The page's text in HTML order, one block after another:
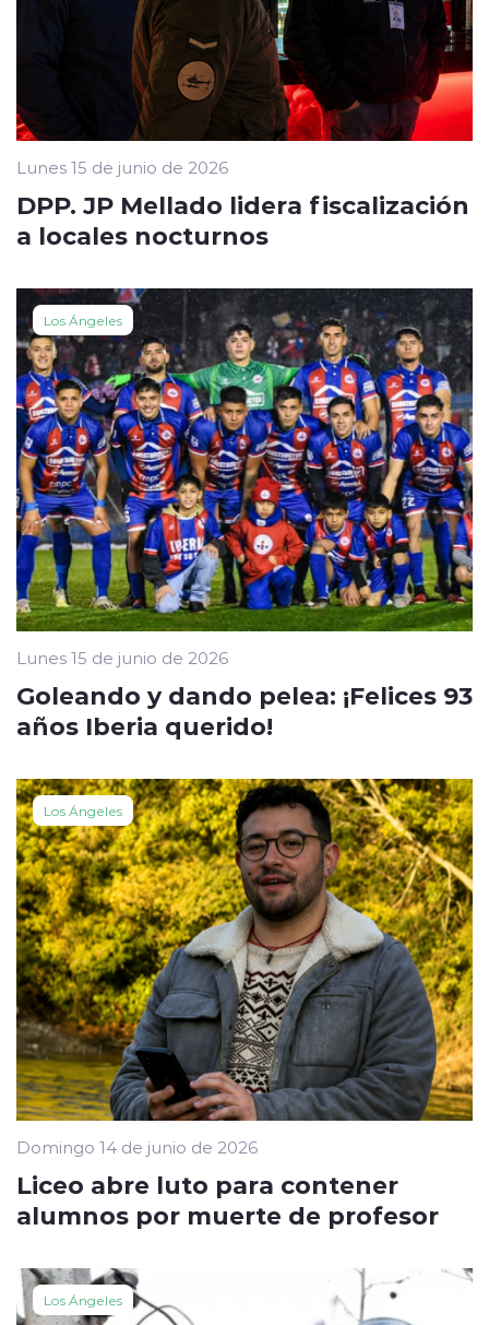
Lunes 15 de junio de 2026
DPP. JP Mellado lidera fiscalización
a locales nocturnos
Los Ángeles
Lunes 15 de junio de 2026
Goleando y dando pelea: ¡Felices 93
años Iberia querido!
Los Ángeles
Domingo 14 de junio de 2026
Liceo abre luto para contener
alumnos por muerte de profesor
Los Ángeles